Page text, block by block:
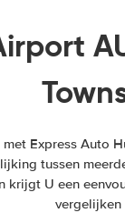
Express Auto
tussen
krijgt U een
vergelijken